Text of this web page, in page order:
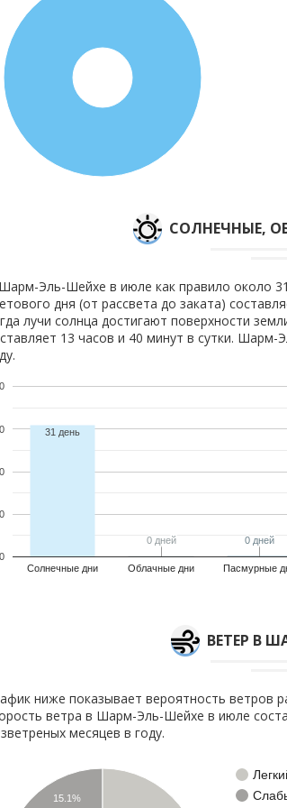
CОЛНЕЧНЫЕ,
Эль-Шейхе в июле как правило около
дня (от рассвета до заката)
лучи солнца достигают поверхности
13 часов и 40 минут в сутки.
Солнечные дни Облачные дни Пасмурные
0
31 день
0 дней
0 дней 0 дней
0 дней
ВЕТЕР В
ниже показывает вероятность ветров
ветра в Шарм-Эль-Шейхе в июле
месяцев в году.
15.1%